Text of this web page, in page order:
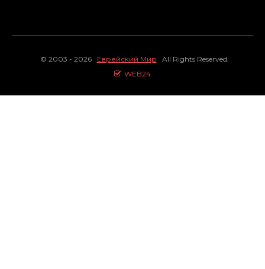
© 2003 - 2026 Еврейский Мир All Rights Reserved.
WEB24